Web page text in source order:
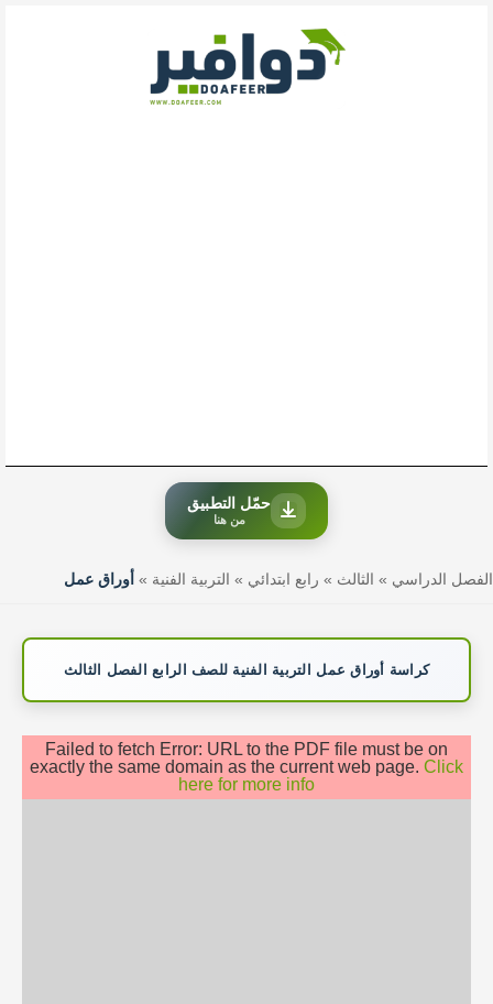
حمّل التطبيق
من هنا
الفصل الدراسي » الثالث » رابع ابتدائي » التربية الفنية » أوراق عمل
كراسة أوراق عمل التربية الفنية للصف الرابع الفصل الثالث
Failed to fetch Error: URL to the PDF file must be on
exactly the same domain as the current web page. Click
here for more info